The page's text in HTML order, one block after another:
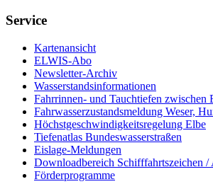
Service
Kartenansicht
ELWIS-Abo
Newsletter-Archiv
Wasserstandsinformationen
Fahrrinnen- und Tauchtiefen zwischen
Fahrwasserzustandsmeldung Weser,
Höchstgeschwindigkeitsregelung Elbe
Tiefenatlas Bundeswasserstraßen
Eislage-Meldungen
Downloadbereich Schifffahrtszeichen /
Förderprogramme